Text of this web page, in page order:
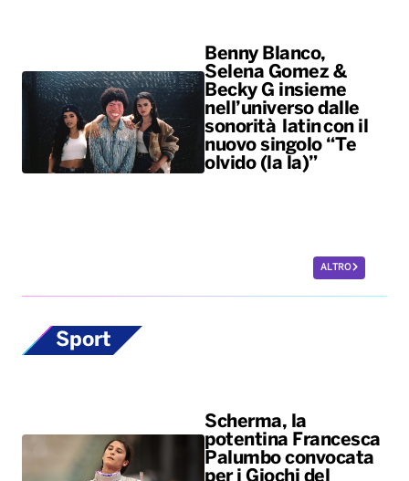
Benny Blanco,
Selena Gomez &
Becky G insieme
nell’universo dalle
sonorità latin con il
nuovo singolo “Te
olvido (la la)”
ALTRO
Sport
Scherma, la
potentina Francesca
Palumbo convocata
per i Giochi del